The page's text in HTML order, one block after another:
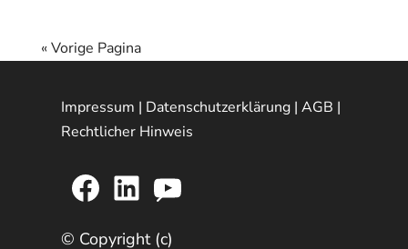
« Vorige Pagina
Impressum | Datenschutzerklärung |AGB |
Rechtlicher Hinweis
Facebook
LinkedIn
YouTube
© Copyright (c)